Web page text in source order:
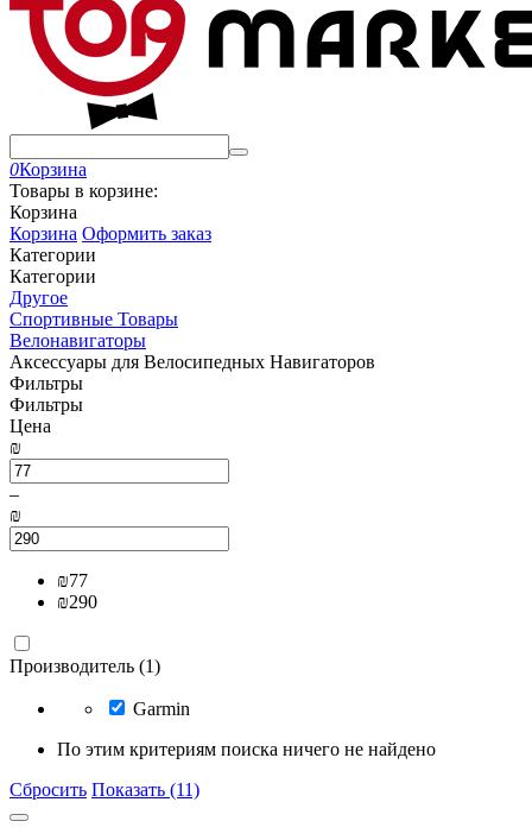
0Корзина
Товары в корзине:
Корзина
Корзина Оформить заказ
Категории
Категории
Другое
Спортивные Товары
Велонавигаторы
Аксессуары для Велосипедных Навигаторов
Фильтры
Фильтры
Цена
₪
–
₪
₪77
₪290
Производитель (1)
Garmin
По этим критериям поиска ничего не найдено
Сбросить Показать (11)